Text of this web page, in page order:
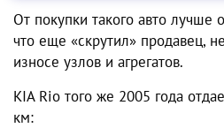
От покупки такого авто лучше
что еще «скрутил» продавец,
износе узлов и агрегатов.
KIA Rio того же 2005 года
км: